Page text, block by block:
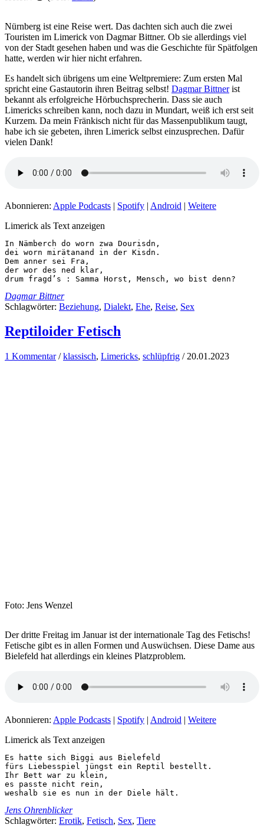
Nürnberg ist eine Reise wert. Das dachten sich auch die zwei
Touristen im Limerick von Dagmar Bittner. Ob sie allerdings viel
von der Stadt gesehen haben und was die Geschichte für Spätfolgen
hatte, werden wir hier nicht erfahren.
Es handelt sich übrigens um eine Weltpremiere: Zum ersten Mal
spricht eine Gastautorin ihren Beitrag selbst! Dagmar Bittnerist
bekannt als erfolgreiche Hörbuchsprecherin. Dass sie auch
Limericks schreiben kann, noch dazu in Mundart, weiß ich erst seit
Kurzem. Da mein Fränkisch nicht für das Massenpublikum taugt,
habe ich sie gebeten, ihren Limerick selbst einzusprechen. Dafür
vielen Dank!
Abonnieren: Apple Podcasts | Spotify | Android | Weitere
Limerick als Text anzeigen
In Nämberch do worn zwa Dourisdn,
dei worn mirätanand in der Kisdn.
Dem anner sei Fra,
der wor des ned klar,
drum fragd’s : Samma Horst, Mensch, wo bist denn?
Dagmar Bittner
Schlagwörter: Beziehung, Dialekt, Ehe, Reise, Sex
Reptiloider Fetisch
1 Kommentar /klassisch, Limericks, schlüpfrig / 20.01.2023
Foto: Jens Wenzel
Der dritte Freitag im Januar ist der internationale Tag des Fetischs!
Fetische gibt es in allen Formen und Auswüchsen. Diese Dame aus
Bielefeld hat allerdings ein kleines Platzproblem.
Abonnieren: Apple Podcasts | Spotify | Android | Weitere
Limerick als Text anzeigen
Es hatte sich Biggi aus Bielefeld
fürs Liebesspiel jüngst ein Reptil bestellt.
Ihr Bett war zu klein,
es passte nicht rein,
weshalb sie es nun in der Diele hält.
Jens Ohrenblicker
Schlagwörter: Erotik, Fetisch, Sex, Tiere